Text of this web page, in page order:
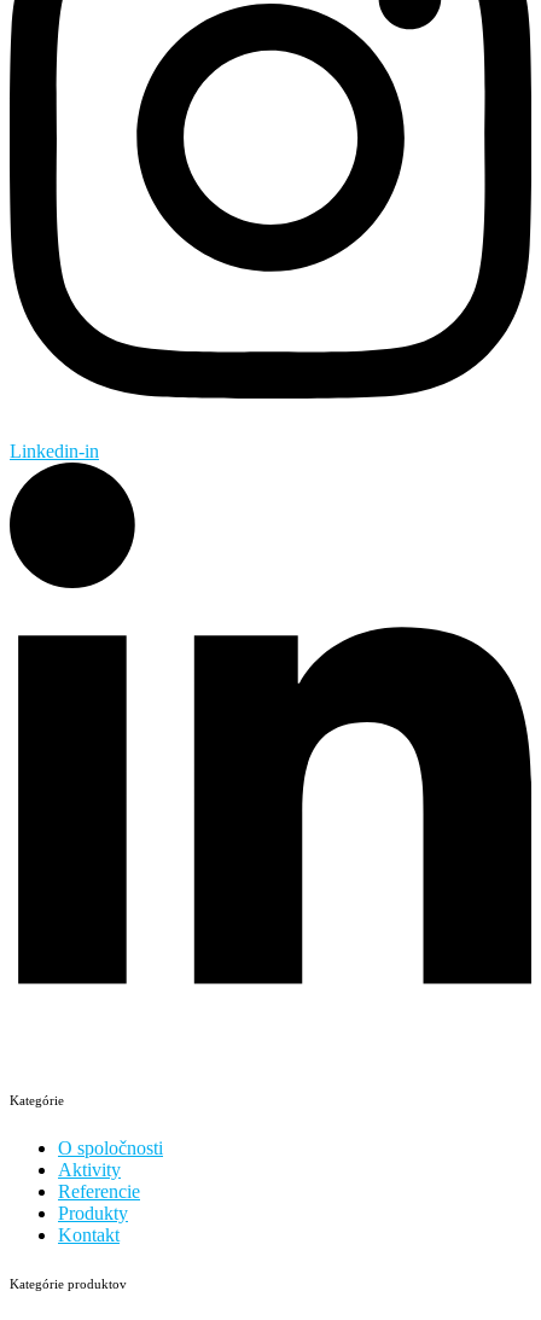
Linkedin-in
Kategórie
O spoločnosti
Aktivity
Referencie
Produkty
Kontakt
Kategórie produktov